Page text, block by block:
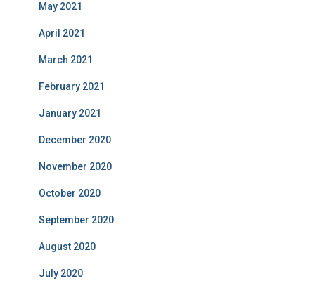
May 2021
April 2021
March 2021
February 2021
January 2021
December 2020
November 2020
October 2020
September 2020
August 2020
July 2020